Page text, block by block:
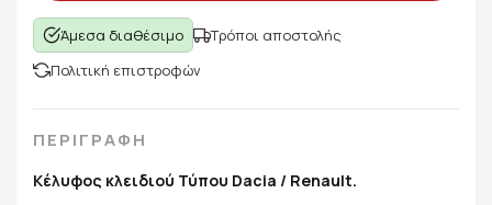
Άμεσα διαθέσιμο
Τρόποι αποστολής
Πολιτική επιστροφών
ΠΕΡΙΓΡΑΦΗ
Κέλυφος κλειδιού Τύπου Dacia / Renault.